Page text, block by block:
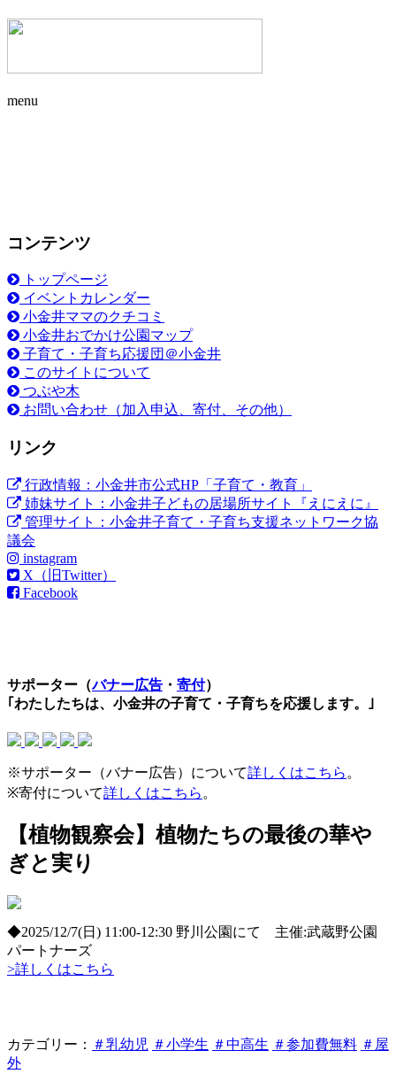
menu
コンテンツ
トップページ
イベントカレンダー
小金井ママのクチコミ
小金井おでかけ公園マップ
子育て・子育ち応援団＠小金井
このサイトについて
つぶや木
お問い合わせ（加入申込、寄付、その他）
リンク
行政情報：小金井市公式HP「子育て・教育」
姉妹サイト：小金井子どもの居場所サイト『えにえに』
管理サイト：小金井子育て・子育ち支援ネットワーク協
議会
instagram
X（旧Twitter）
Facebook
サポーター（バナー広告 ・ 寄付）
｢わたしたちは、小金井の子育て・子育ちを応援します。｣
※サポーター（バナー広告）について詳しくはこちら 。
※寄付について詳しくはこちら 。
【植物観察会】植物たちの最後の華や
ぎと実り
◆2025/12/7(日) 11:00-12:30 野川公園にて 主催:武蔵野公園
パートナーズ
>詳しくはこちら
カテゴリー： ＃乳幼児 ＃小学生 ＃中高生 ＃参加費無料 ＃屋
外